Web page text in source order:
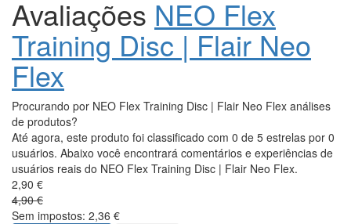
Avaliações NEO Flex
Training Disc | Flair Neo
Flex
Procurando por NEO Flex Training Disc | Flair Neo Flex análises
de produtos?
Até agora, este produto foi classificado com 0 de 5 estrelas por 0
usuários. Abaixo você encontrará comentários e experiências de
usuários reais do NEO Flex Training Disc | Flair Neo Flex.
2,90 €
4,90 €
Sem impostos: 2,36 €